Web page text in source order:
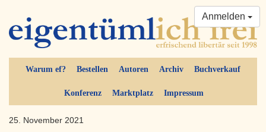
Warum ef? Bestellen Autoren Archiv Buchverkauf
Konferenz Marktplatz Impressum
Anmelden
25. November 2021